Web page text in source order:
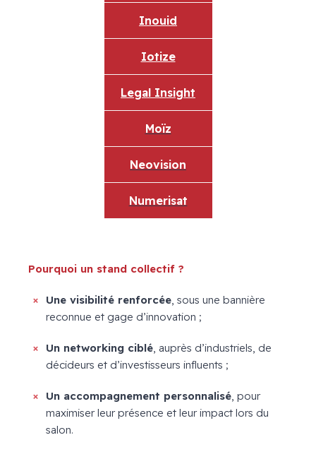
Inouid
Iotize
Legal Insight
Moïz
Neovision
Numerisat
Pourquoi un stand collectif ?
Une visibilité renforcée, sous une bannière
reconnue et gage d’innovation ;
Un networking ciblé, auprès d’industriels, de
décideurs et d’investisseurs influents ;
Un accompagnement personnalisé, pour
maximiser leur présence et leur impact lors du
salon.